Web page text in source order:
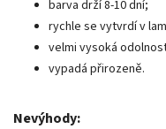
barva drží 8-10 dní;
rychle se vytvrdí v
velmi vysoká
vypadá přirozeně.
Nevýhody: